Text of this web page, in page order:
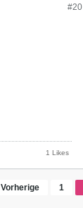
#20
1 Likes
Vorherige 1